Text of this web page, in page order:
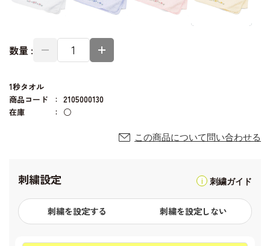
数量 :
1秒タオル
商品コード
2105000130
在庫
○
この商品について問い合わせる
刺繍設定 刺繍ガイド
刺繍を設定する 刺繍を設定しない